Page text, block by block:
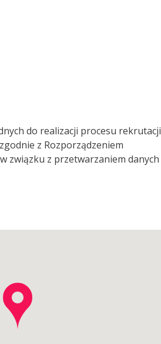
do realizacji procesu rekrutacji
z Rozporządzeniem
związku z przetwarzaniem danych